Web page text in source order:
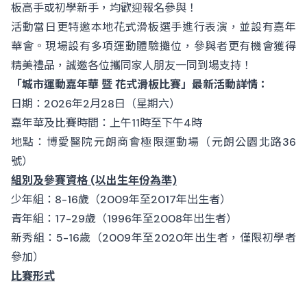
板高手或初學新手，均歡迎報名參與！
活動當日更特邀本地花式滑板選手進行表演，並設有嘉年
華會。現場設有多項運動體驗攤位，參與者更有機會獲得
精美禮品，誠邀各位攜同家人朋友一同到場支持！
「城市運動嘉年華 暨 花式滑板比賽」最新活動詳情：
日期：2026年2月28日（星期六）
嘉年華及比賽時間：上午11時至下午4時
地點：博愛醫院元朗商會極限運動場（元朗公園北路36
號）
組別及參賽資格 (以出生年份為準)
少年組：8-16歲（2009年至2017年出生者）
青年組：17-29歲（1996年至2008年出生者）
新秀組：5-16歲（2009年至2020年出生者，僅限初學者
參加）
比賽形式